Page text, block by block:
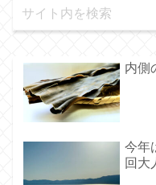
内側
今年
回大